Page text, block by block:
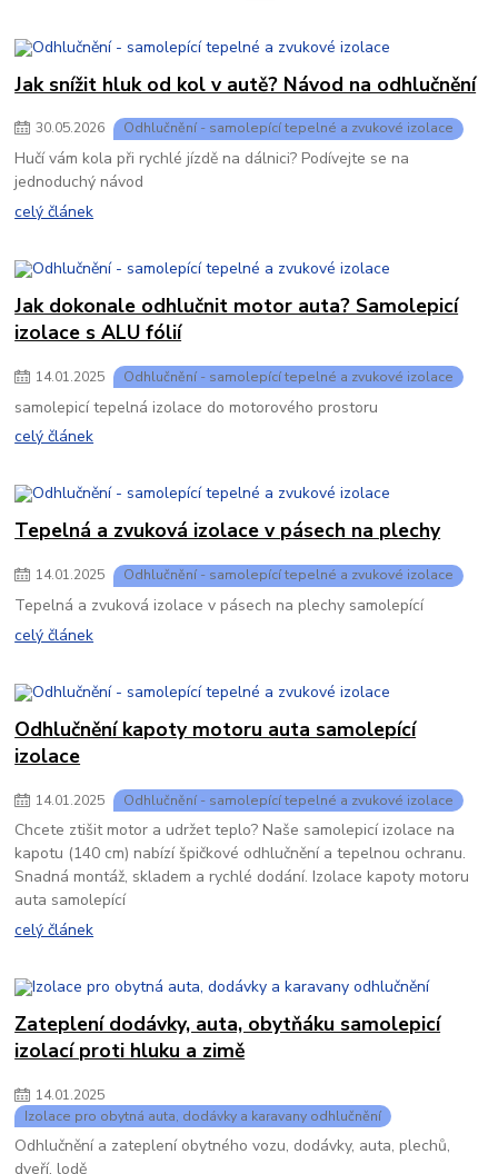
Jak snížit hluk od kol v autě? Návod na odhlučnění
30.05.2026 Odhlučnění - samolepící tepelné a zvukové izolace
Hučí vám kola při rychlé jízdě na dálnici? Podívejte se na
jednoduchý návod
celý článek
Jak dokonale odhlučnit motor auta? Samolepicí
izolace s ALU fólií
14.01.2025 Odhlučnění - samolepící tepelné a zvukové izolace
samolepicí tepelná izolace do motorového prostoru
celý článek
Tepelná a zvuková izolace v pásech na plechy
14.01.2025 Odhlučnění - samolepící tepelné a zvukové izolace
Tepelná a zvuková izolace v pásech na plechy samolepící
celý článek
Odhlučnění kapoty motoru auta samolepící
izolace
14.01.2025 Odhlučnění - samolepící tepelné a zvukové izolace
Chcete ztišit motor a udržet teplo? Naše samolepicí izolace na
kapotu (140 cm) nabízí špičkové odhlučnění a tepelnou ochranu.
Snadná montáž, skladem a rychlé dodání. Izolace kapoty motoru
auta samolepící
celý článek
Zateplení dodávky, auta, obytňáku samolepicí
izolací proti hluku a zimě
14.01.2025
Izolace pro obytná auta, dodávky a karavany odhlučnění
Odhlučnění a zateplení obytného vozu, dodávky, auta, plechů,
dveří, lodě